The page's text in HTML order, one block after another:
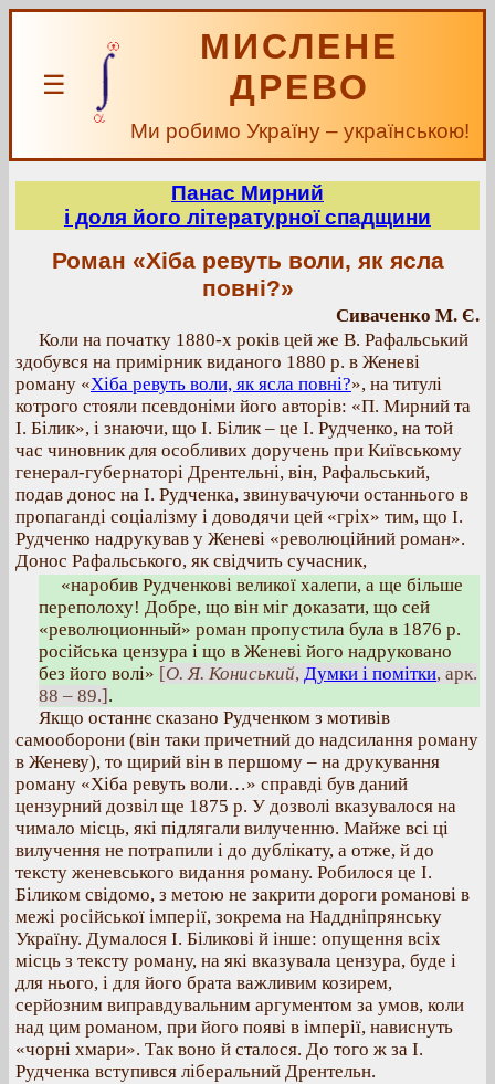
☰
МИСЛЕНЕ
ДРЕВО
Ми робимо Україну – українською!
Панас Мирний
і доля його літературної спадщини
Роман «Хіба ревуть воли, як ясла
повні?»
Сиваченко М. Є.
Коли на початку 1880-х років цей же В. Рафальський
здобувся на примірник виданого 1880 р. в Женеві
роману «Хіба ревуть воли, як ясла повні?», на титулі
котрого стояли псевдоніми його авторів: «П. Мирний та
І. Білик», і знаючи, що І. Білик – це І. Рудченко, на той
час чиновник для особливих доручень при Київському
генерал-губернаторі Дрентельні, він, Рафальський,
подав донос на І. Рудченка, звинувачуючи останнього в
пропаганді соціалізму і доводячи цей «гріх» тим, що І.
Рудченко надрукував у Женеві «революційний роман».
Донос Рафальського, як свідчить сучасник,
«наробив Рудченкові великої халепи, а ще більше
переполоху! Добре, що він міг доказати, що сей
«революционный» роман пропустила була в 1876 р.
російська цензура і що в Женеві його надруковано
без його волі» [О. Я. Кониський, Думки і помітки, арк.
88 – 89.].
Якщо останнє сказано Рудченком з мотивів
самооборони (він таки причетний до надсилання роману
в Женеву), то щирий він в першому – на друкування
роману «Хіба ревуть воли…» справді був даний
цензурний дозвіл ще 1875 р. У дозволі вказувалося на
чимало місць, які підлягали вилученню. Майже всі ці
вилучення не потрапили і до дублікату, а отже, й до
тексту женевського видання роману. Робилося це І.
Біликом свідомо, з метою не закрити дороги романові в
межі російської імперії, зокрема на Наддніпрянську
Україну. Думалося І. Біликові й інше: опущення всіх
місць з тексту роману, на які вказувала цензура, буде і
для нього, і для його брата важливим козирем,
серйозним виправдувальним аргументом за умов, коли
над цим романом, при його появі в імперії, нависнуть
«чорні хмари». Так воно й сталося. До того ж за І.
Рудченка вступився ліберальний Дрентельн.